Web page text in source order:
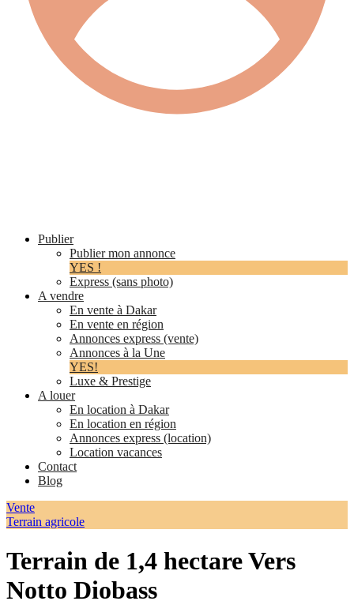
Publier
Publier mon annonce
YES !
Express (sans photo)
A vendre
En vente à Dakar
En vente en région
Annonces express (vente)
Annonces à la Une
YES!
Luxe & Prestige
A louer
En location à Dakar
En location en région
Annonces express (location)
Location vacances
Contact
Blog
Vente
Terrain agricole
Terrain de 1,4 hectare Vers
Notto Diobass